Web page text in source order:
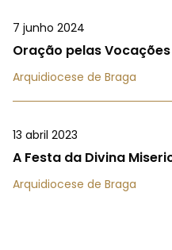
7 junho 2024
Oração pelas
Arquidiocese de Braga
13 abril 2023
A Festa da Divina
Arquidiocese de Braga